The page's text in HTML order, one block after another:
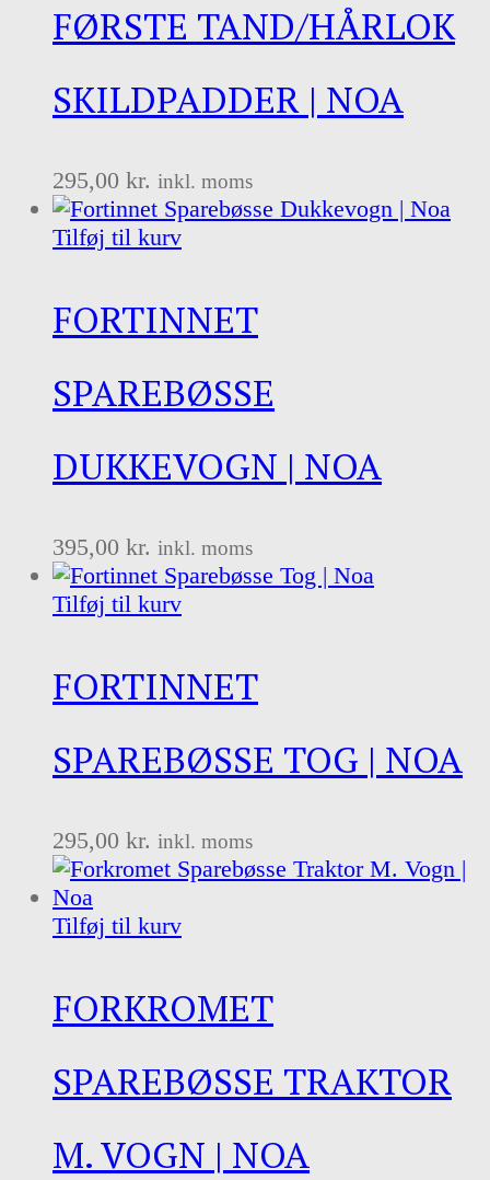
FØRSTE TAND/HÅRLOK
SKILDPADDER | NOA
295,00 kr. inkl. moms
Tilføj til kurv
FORTINNET
SPAREBØSSE
DUKKEVOGN | NOA
395,00 kr. inkl. moms
Tilføj til kurv
FORTINNET
SPAREBØSSE TOG | NOA
295,00 kr. inkl. moms
Tilføj til kurv
FORKROMET
SPAREBØSSE TRAKTOR
M. VOGN | NOA